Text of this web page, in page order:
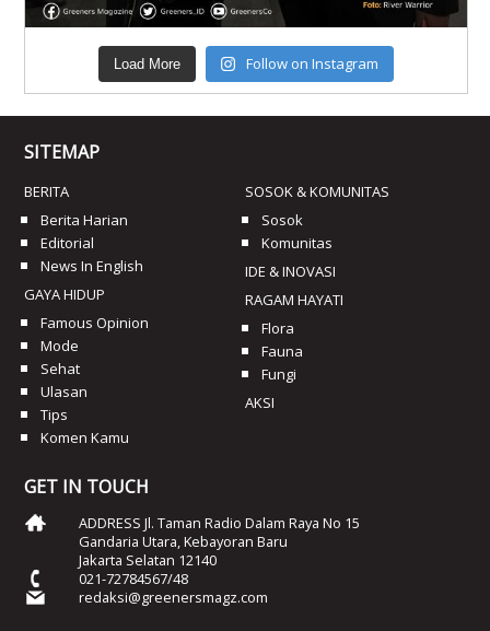
Load More Follow on Instagram
SITEMAP
BERITA
Berita Harian
Editorial
News In English
GAYA HIDUP
Famous Opinion
Mode
Sehat
Ulasan
Tips
Komen Kamu
SOSOK & KOMUNITAS
Sosok
Komunitas
IDE & INOVASI
RAGAM HAYATI
Flora
Fauna
Fungi
AKSI
GET IN TOUCH
ADDRESS Jl. Taman Radio Dalam Raya No 15
Gandaria Utara, Kebayoran Baru
Jakarta Selatan 12140
021-72784567/48
redaksi@greenersmagz.com